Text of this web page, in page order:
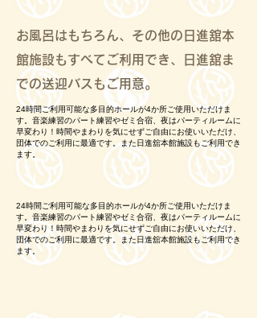
お風呂はもちろん、その他の日進舘本
館施設もすべてご利用でき、日進舘ま
での送迎バスもご用意。
24時間ご利用可能な多目的ホールが4か所ご使用いただけま
す。音楽練習のパート練習やゼミ合宿、夜はパーティルームに
早変わり！時間やまわりを気にせずご自由にお使いいただけ、
団体でのご利用に最適です。また日進舘本館施設もご利用でき
ます。
24時間ご利用可能な多目的ホールが4か所ご使用いただけま
す。音楽練習のパート練習やゼミ合宿、夜はパーティルームに
早変わり！時間やまわりを気にせずご自由にお使いいただけ、
団体でのご利用に最適です。また日進舘本館施設もご利用でき
ます。